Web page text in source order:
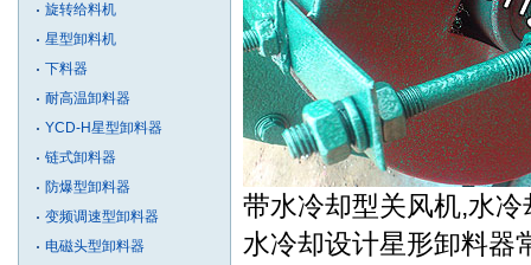
旋转给料机
星型卸料机
下料器
耐高温卸料器
YCD-H星型卸料器
链式卸料器
防爆型卸料器
变频调速型卸料器
电磁头型卸料器
带水冷却型关风机,水
水冷却设计星形卸料器